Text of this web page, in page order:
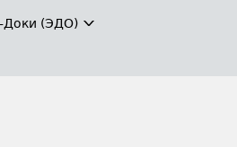
Доки (ЭДО)